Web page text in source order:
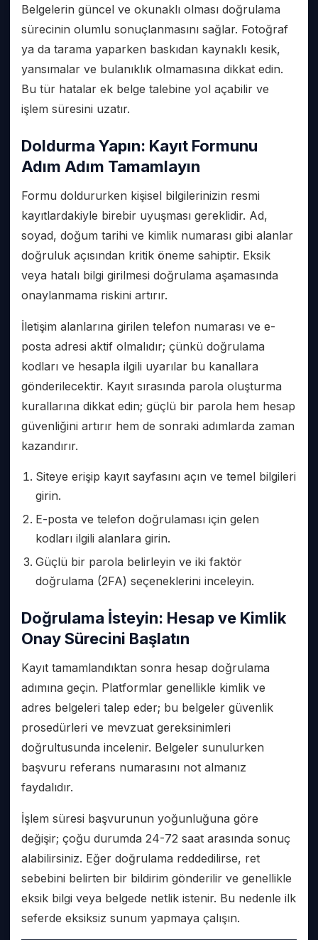
Belgelerin güncel ve okunaklı olması doğrulama
sürecinin olumlu sonuçlanmasını sağlar. Fotoğraf
ya da tarama yaparken baskıdan kaynaklı kesik,
yansımalar ve bulanıklık olmamasına dikkat edin.
Bu tür hatalar ek belge talebine yol açabilir ve
işlem süresini uzatır.
Doldurma Yapın: Kayıt Formunu
Adım Adım Tamamlayın
Formu doldururken kişisel bilgilerinizin resmi
kayıtlardakiyle birebir uyuşması gereklidir. Ad,
soyad, doğum tarihi ve kimlik numarası gibi alanlar
doğruluk açısından kritik öneme sahiptir. Eksik
veya hatalı bilgi girilmesi doğrulama aşamasında
onaylanmama riskini artırır.
İletişim alanlarına girilen telefon numarası ve e-
posta adresi aktif olmalıdır; çünkü doğrulama
kodları ve hesapla ilgili uyarılar bu kanallara
gönderilecektir. Kayıt sırasında parola oluşturma
kurallarına dikkat edin; güçlü bir parola hem hesap
güvenliğini artırır hem de sonraki adımlarda zaman
kazandırır.
Siteye erişip kayıt sayfasını açın ve temel bilgileri
girin.
E-posta ve telefon doğrulaması için gelen
kodları ilgili alanlara girin.
Güçlü bir parola belirleyin ve iki faktör
doğrulama (2FA) seçeneklerini inceleyin.
Doğrulama İsteyin: Hesap ve Kimlik
Onay Sürecini Başlatın
Kayıt tamamlandıktan sonra hesap doğrulama
adımına geçin. Platformlar genellikle kimlik ve
adres belgeleri talep eder; bu belgeler güvenlik
prosedürleri ve mevzuat gereksinimleri
doğrultusunda incelenir. Belgeler sunulurken
başvuru referans numarasını not almanız
faydalıdır.
İşlem süresi başvurunun yoğunluğuna göre
değişir; çoğu durumda 24-72 saat arasında sonuç
alabilirsiniz. Eğer doğrulama reddedilirse, ret
sebebini belirten bir bildirim gönderilir ve genellikle
eksik bilgi veya belgede netlik istenir. Bu nedenle ilk
seferde eksiksiz sunum yapmaya çalışın.